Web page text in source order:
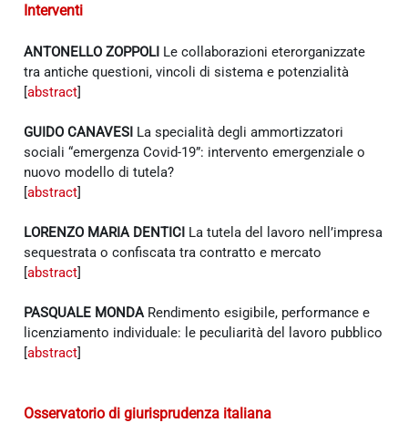
Interventi
ANTONELLO ZOPPOLI Le collaborazioni eterorganizzate
tra antiche questioni, vincoli di sistema e potenzialità
[abstract]
GUIDO CANAVESI La specialità degli ammortizzatori
sociali “emergenza Covid-19”: intervento emergenziale o
nuovo modello di tutela?
[abstract]
LORENZO MARIA DENTICI La tutela del lavoro nell’impresa
sequestrata o confiscata tra contratto e mercato
[abstract]
PASQUALE MONDARendimento esigibile, performance e
licenziamento individuale: le peculiarità del lavoro pubblico
[abstract]
Osservatorio di giurisprudenza italiana